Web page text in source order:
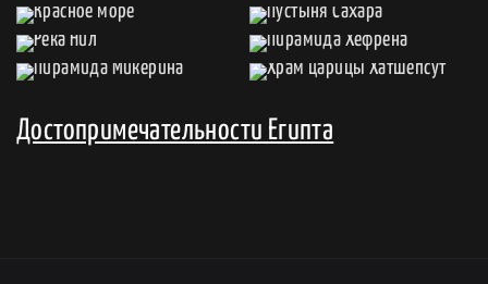
Достопримечательности Египта